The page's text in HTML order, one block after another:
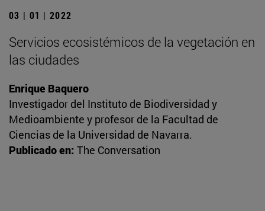
03 | 01 | 2022
Servicios ecosistémicos de la vegetación en
las ciudades
Enrique Baquero
Investigador del Instituto de Biodiversidad y
Medioambiente y profesor de la Facultad de
Ciencias de la Universidad de Navarra.
Publicado en: The Conversation